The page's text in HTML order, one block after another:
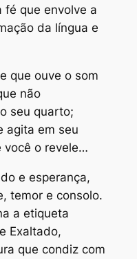
que envolve a
da língua e
que ouve o som
não
seu quarto;
agita em seu
você o revele…
e esperança,
temor e consolo.
a etiqueta
Exaltado,
que condiz com